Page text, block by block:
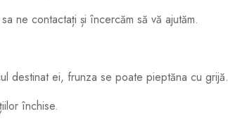
ne contactați și încercăm să vă ajutăm.
destinat ei, frunza se poate pieptăna cu grijă.
închise.